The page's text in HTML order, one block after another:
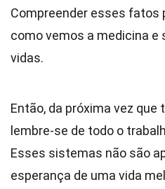
Compreender esses fatos
como vemos a medicina
vidas.
Então, da próxima vez
lembre-se de todo o
Esses sistemas não são
esperança de uma vida